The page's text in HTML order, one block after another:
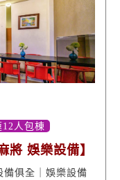
12人包棟
將 娛樂設備】
備俱全｜娛樂設備